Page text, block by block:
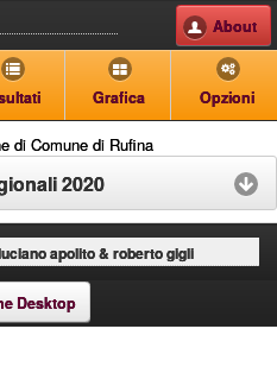
About
Grafica Opzioni
di Comune di Rufina
2020
apolito & roberto gigli
Desktop